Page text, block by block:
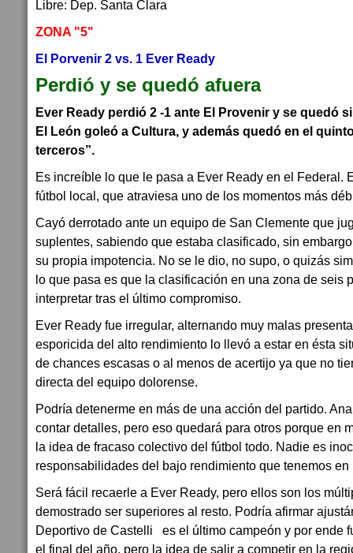
Libre: Dep. Santa Clara
ZONA "5"
El Porvenir 2 vs. 1 Ever Ready
Perdió y se quedó afuera
Ever Ready perdió 2 -1 ante El Provenir y se quedó
El León goleó a Cultura, y además quedó en el
terceros”.
Es increíble lo que le pasa a Ever Ready en el Federal.
fútbol local, que atraviesa uno de los momentos más
Cayó derrotado ante un equipo de San Clemente que
suplentes, sabiendo que estaba clasificado, sin
su propia impotencia. No se le dio, no supo, o quizás
lo que pasa es que la clasificación en una zona de seis
interpretar tras el último compromiso.
Ever Ready fue irregular, alternando muy malas
esporicida del alto rendimiento lo llevó a estar en ésta
de chances escasas o al menos de acertijo ya que no
directa del equipo dolorense.
Podría detenerme en más de una acción del partido.
contar detalles, pero eso quedará para otros porque en
la idea de fracaso colectivo del fútbol todo. Nadie es
responsabilidades del bajo rendimiento que tenemos
Será fácil recaerle a Ever Ready, pero ellos son los
demostrado ser superiores al resto. Podría afirmar
Deportivo de Castelli es el último campeón y por ende
el final del año, pero la idea de salir a competir en la